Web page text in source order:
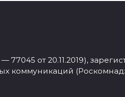
от 20.11.2019),
коммуникаций